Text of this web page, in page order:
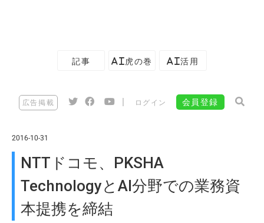
記事 AI虎の巻 AI活用
広告掲載 ログイン 会員登録
2016-10-31
NTTドコモ、PKSHA
TechnologyとAI分野での業務資
本提携を締結